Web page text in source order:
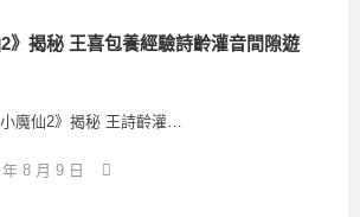
2》揭秘 王喜包養經驗詩齡灌音間隙遊
魔仙2》揭秘 王詩齡灌…
8 月 9 日